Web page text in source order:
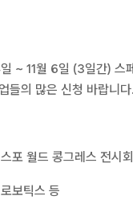
~ 11월 6일 (3일간) 스
들의 많은 신청 바랍니다.
월드 콩그레스 전시
보틱스 등